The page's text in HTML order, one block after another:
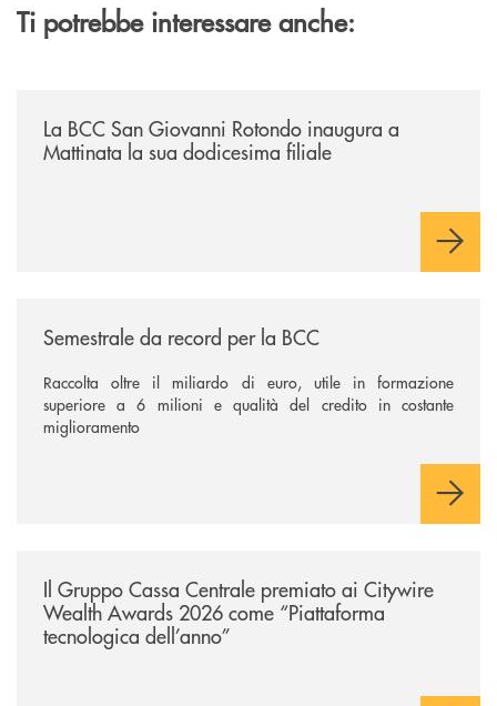
Ti potrebbe interessare anche:
La BCC San Giovanni Rotondo inaugura a
Mattinata la sua dodicesima filiale
Semestrale da record per la BCC
Raccolta oltre il miliardo di euro, utile in formazione
superiore a 6 milioni e qualità del credito in costante
miglioramento
Il Gruppo Cassa Centrale premiato ai Citywire
Wealth Awards 2026 come “Piattaforma
tecnologica dell’anno”